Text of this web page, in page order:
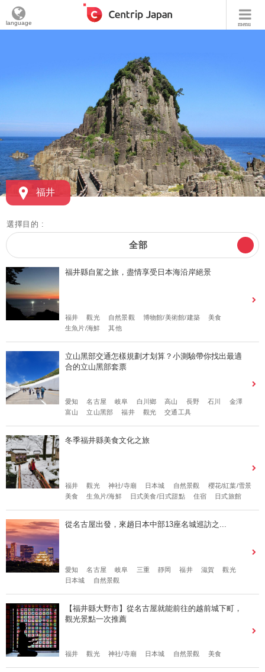
menu
language
福井
選擇目的 :
全部
福井縣自駕之旅，盡情享受日本海沿岸絕景
福井 觀光 自然景觀 博物館/美術館/建築
美食
生魚片/海鮮
其他
立山黑部交通怎樣規劃才划算？小測驗帶你找出最適
合的立山黑部套票
愛知 名古屋 岐阜 白川鄉 高山 長野 石川
金澤
富山
立山黑部 福井 觀光 交通工具
冬季福井縣美食文化之旅
福井 觀光 神社/寺廟 日本城 自然景觀
櫻花/紅葉/雪景
美食
生魚片/海鮮 日式美食/日式甜點 住宿 日式旅館
從名古屋出發，來趟日本中部13座名城巡訪之...
愛知 名古屋 岐阜 三重 靜岡 福井 滋賀
觀光
日本城
自然景觀
【福井縣大野市】從名古屋就能前往的越前城下町，
觀光景點一次推薦
福井 觀光 神社/寺廟 日本城 自然景觀 美食